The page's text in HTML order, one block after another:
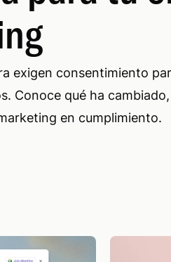
exigen consentimiento
Conoce qué ha
en cumplimiento.